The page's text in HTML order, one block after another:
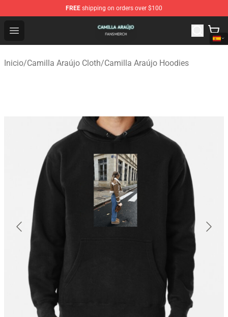
FREE shipping on orders over $100
Open menu
Camilla Araújo Shop - Official Camilla Araújo
Inicio/Camilla Araújo Cloth/Camilla Araújo Hoodies